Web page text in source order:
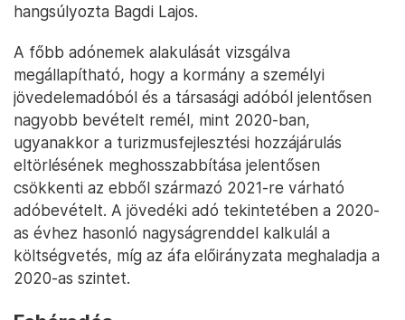
hangsúlyozta Bagdi Lajos.
A főbb adónemek alakulását vizsgálva
megállapítható, hogy a kormány a személyi
jövedelemadóból és a társasági adóból jelentősen
nagyobb bevételt remél, mint 2020-ban,
ugyanakkor a turizmusfejlesztési hozzájárulás
eltörlésének meghosszabbítása jelentősen
csökkenti az ebből származó 2021-re várható
adóbevételt. A jövedéki adó tekintetében a 2020-
as évhez hasonló nagyságrenddel kalkulál a
költségvetés, míg az áfa előirányzata meghaladja a
2020-as szintet.